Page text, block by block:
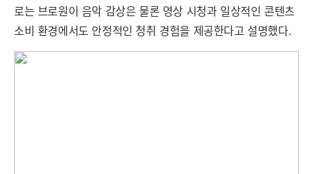
로는 브로원이 음악 감상은 물론 영상 시청과 일상적인 콘텐츠
소비 환경에서도 안정적인 청취 경험을 제공한다고 설명했다.